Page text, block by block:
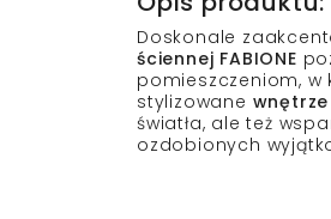
Doskonale
ściennej FABIONE
pomieszczeniom,
stylizowane
światła, ale też
ozdobionych